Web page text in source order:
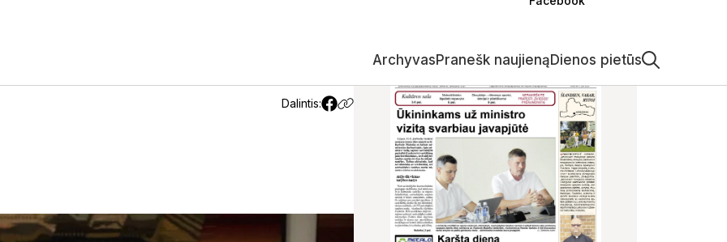
ArchyvasPranešk naujienąDienos pietūs
nariais nesiseka
Dalintis: